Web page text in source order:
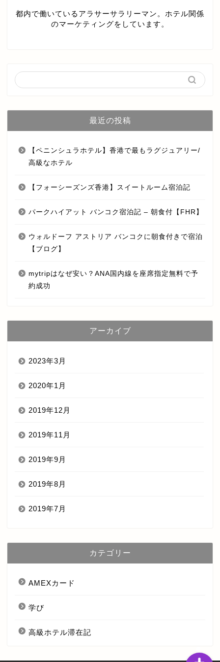
都内で働いているアラサーサラリーマン。ホテル関係
のマーケティングをしています。
最近の投稿
【ペニンシュラホテル】香港で最もラグジュアリー/
高級なホテル
【フォーシーズンズ香港】スイートルーム宿泊記
パークハイアット バンコク宿泊記 – 朝食付【FHR】
ウォルドーフ アストリア バンコクに朝食付きで宿泊
【ブログ】
mytripはなぜ安い？ANA国内線を座席指定無料で予
約成功
アーカイブ
2023年3月
2020年1月
2019年12月
2019年11月
2019年9月
2019年8月
2019年7月
カテゴリー
AMEXカード
学び
高級ホテル滞在記
AMEXカード